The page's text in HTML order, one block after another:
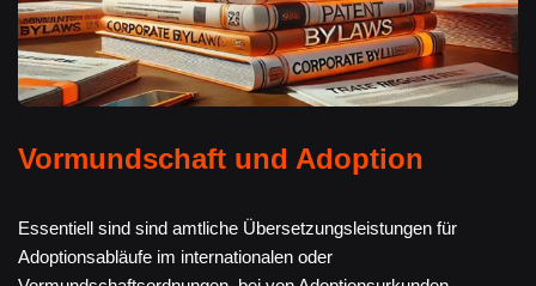
Vormundschaft und Adoption
Essentiell sind sind amtliche Übersetzungsleistungen für
Adoptionsabläufe im internationalen oder